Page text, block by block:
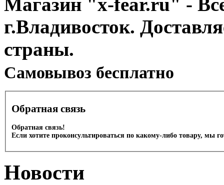
г.Владивосток.
страны.
Cамовывоз бесплатно
Обратная связь
Обратная связь!
Если хотите проконсультироваться по какому-либо товару, мы
Новости